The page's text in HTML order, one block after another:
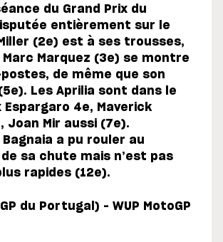
du Grand Prix du
entièrement sur le
(2e) est à ses trousses,
Marquez (3e) se montre
de même que son
Les Aprilia sont dans le
Espargaro 4e, Maverick
Joan Mir aussi (7e).
a pu rouler au
de sa chute mais n’est pas
rapides (12e).
du Portugal) – WUP MotoGP